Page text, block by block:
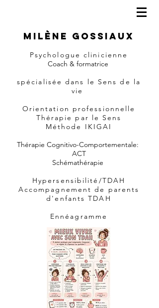
Milène Gossiaux
Psychologue clinicienne
Coach & formatrice
spécialisée dans le Sens de la
vie
Orientation professionnelle
Thérapie par le Sens
Méthode IKIGAI
Thérapie Cognitivo-Comportementale:
ACT
Schémathérapie
Hypersensibilité/TDAH
Accompagnement de parents
d'enfants TDAH
Ennéagramme